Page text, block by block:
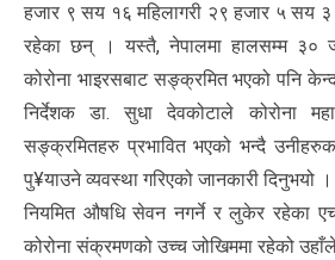
हजार ९ सय १६ महिलागरी २९ हजार ५ सय
रहेका छन् । यस्तै, नेपालमा हालसम्म ३०
कोरोना भाइरसबाट सङ्क्रमित भएको पनि
निर्देशक डा. सुधा देवकोटाले कोरोना
सङ्क्रमितहरु प्रभावित भएको भन्दै
पु¥याउने व्यवस्था गरिएको जानकारी दिनुभयो ।
नियमित औषधि सेवन नगर्ने र लुकेर रहेका
कोरोना संक्रमणको उच्च जोखिममा रहेको